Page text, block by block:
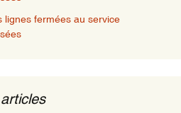
lignes fermées au service